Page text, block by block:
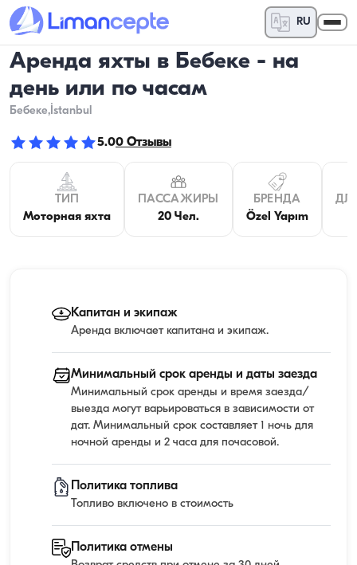
RU
Аренда яхты в Бебеке - на
день или по часам
Бебеке,İstanbul
5.00 Отзывы
ТИП
Моторная яхта
ПАССАЖИРЫ
20 Чел.
БРЕНДА
Özel Yapım
Капитан и экипаж
Аренда включает капитана и экипаж.
Минимальный срок аренды и даты заезда
Минимальный срок аренды и время заезда/
выезда могут варьироваться в зависимости от
дат. Минимальный срок составляет 1 ночь для
ночной аренды и 2 часа для почасовой.
Политика топлива
Топливо включено в стоимость
Политика отмены